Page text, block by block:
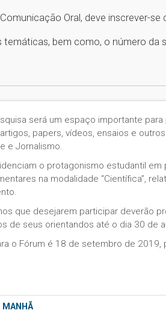
Oral, deve inscrever-
temáticas, bem como, o número da
será um espaço importante
papers, vídeos, ensaios e
e Jornalismo.
o protagonismo estudantil
na modalidade “Científica”,
que desejarem participar deverão
de seus orientandos até o dia 30 de
o Fórum é 18 de setembro de
MANHÃ